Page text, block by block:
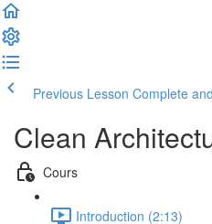
Previous Lesson Complete
Clean
Cours
Introduction (2:13)